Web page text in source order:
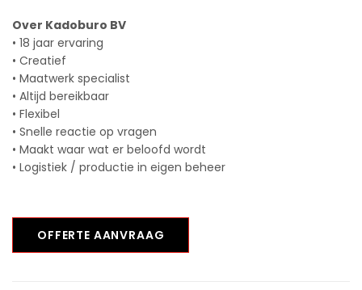
Over Kadoburo BV
• 18 jaar ervaring
• Creatief
• Maatwerk specialist
• Altijd bereikbaar
• Flexibel
• Snelle reactie op vragen
• Maakt waar wat er beloofd wordt
• Logistiek / productie in eigen beheer
OFFERTE AANVRAAG